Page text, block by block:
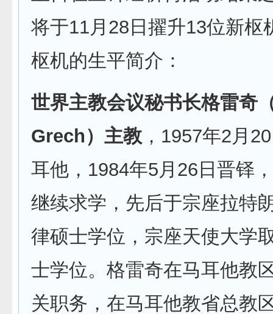
将于11月28日擢升13位新枢
枢机的生平简介：
世界主教会议秘书长格雷奇
Grech）主教 ，1957年2月
耳他，1984年5月26日晋铎
继续求学，先后于宗座拉特
律硕士学位，宗座天使大学
士学位。格雷奇在马耳他教
关职务，在马耳他教省总教